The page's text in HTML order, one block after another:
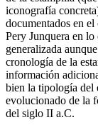
iconografía
documentados en
Pery Junquera en lo
generalizada
cronología de la
información
bien la tipología del
evolucionado de la
del siglo II a.C.